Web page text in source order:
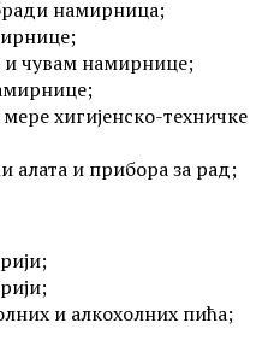
намирница;
чувам намирнице;
хигијенско-техничке
алата и прибора за рад;
и алкохолних пића;